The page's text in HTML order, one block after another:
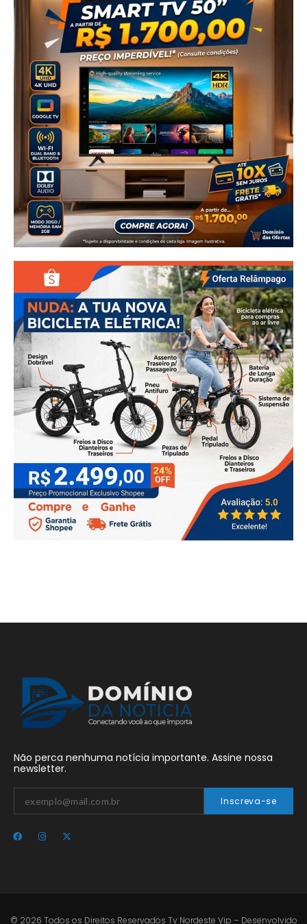
Não perca nenhuma notícia importante. Assine nossa
newsletter.
Inscreva-se
© 2026 Todos os Direitos Reservados Tv Nordeste Vip – Desenvolvido